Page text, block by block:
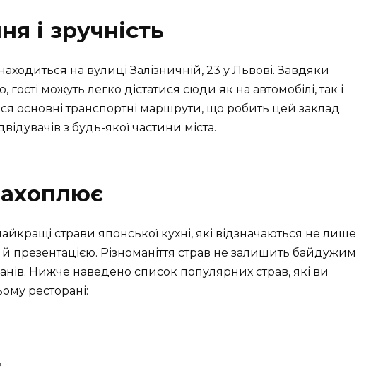
і зручність
на вулиці Залізничній, 23 у Львові. Завдяки
можуть легко дістатися сюди як на автомобілі, так і
основні транспортні маршрути, що робить цей заклад
з будь-якої частини міста.
страви японської кухні, які відзначаються не лише
презентацією. Різноманіття страв не залишить байдужим
Нижче наведено список популярних страв, які ви
ресторані: